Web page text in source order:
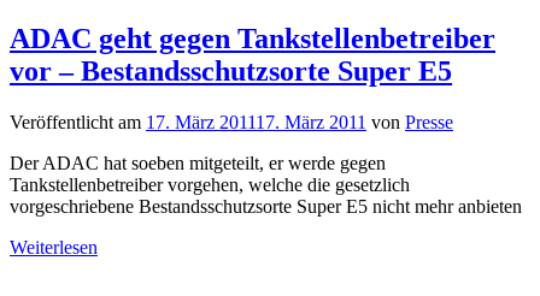
ADAC geht gegen Tankstellenbetreiber
vor – Bestandsschutzsorte Super E5
Veröffentlicht am 17. März 201117. März 2011 von Presse
Der ADAC hat soeben mitgeteilt, er werde gegen
Tankstellenbetreiber vorgehen, welche die gesetzlich
vorgeschriebene Bestandsschutzsorte Super E5 nicht mehr anbieten
Weiterlesen